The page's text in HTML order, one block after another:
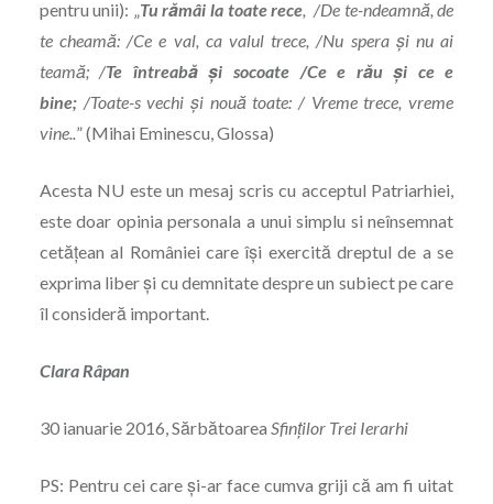
pentru unii): „Tu rămâi la toate rece, /De te-ndeamnă, de
te cheamă: /Ce e val, ca valul trece, /Nu spera şi nu ai
teamă; /Te întreabă şi socoate /Ce e rău şi ce e
bine;/Toate-s vechi şi nouă toate: / Vreme trece, vreme
vine..” (Mihai Eminescu, Glossa)
Acesta NU este un mesaj scris cu acceptul Patriarhiei,
este doar opinia personala a unui simplu si neînsemnat
cetăţean al României care îşi exercită dreptul de a se
exprima liber şi cu demnitate despre un subiect pe care
îl consideră important.
Clara Râpan
30 ianuarie 2016, Sărbătoarea Sfinţilor Trei Ierarhi
PS: Pentru cei care şi-ar face cumva griji că am fi uitat